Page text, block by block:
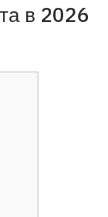
в 2026